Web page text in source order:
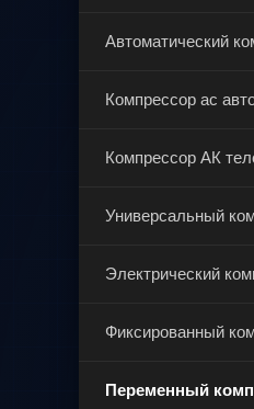
Компрессор ac
Компрессор АК
Электрический